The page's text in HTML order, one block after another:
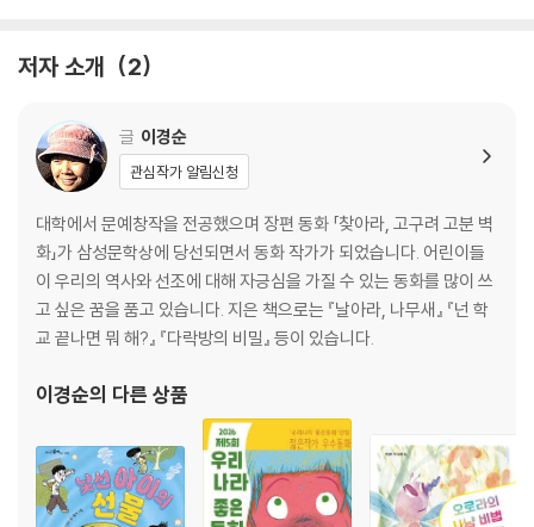
저자 소개 2
글 이경순
관심작가 알림신청
대학에서 문예창작을 전공했으며 장편 동화 「찾아라, 고구려 고분 벽
화」가 삼성문학상에 당선되면서 동화 작가가 되었습니다. 어린이들
이 우리의 역사와 선조에 대해 자긍심을 가질 수 있는 동화를 많이 쓰
고 싶은 꿈을 품고 있습니다. 지은 책으로는 『날아라, 나무새』 『넌 학
교 끝나면 뭐 해?』 『다락방의 비밀』 등이 있습니다.
이경순의 다른 상품